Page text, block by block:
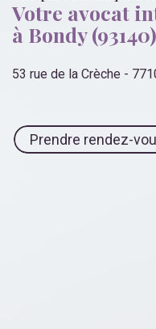
Votre avocat
à Bondy (93140)
53 rue de la Crèche -
Prendre rendez-